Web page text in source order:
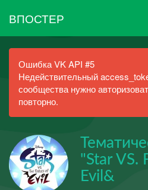
ВПОСТЕР
Ошибка VK API #5
Недействительный
сообщества нужно
повторно.
"Star VS.
Evil&